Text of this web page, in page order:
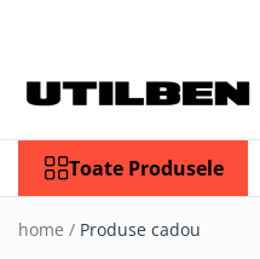
Toate Produsele
Ulei
Filtre
Picon / Ciocan hidraulic
Toate Produsele
home / Produse cadou